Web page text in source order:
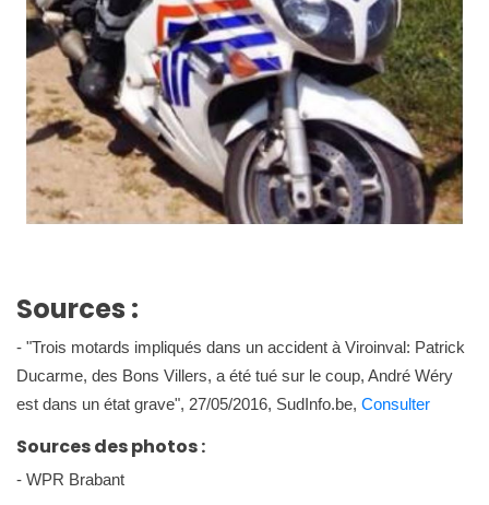
Sources :
- "Trois motards impliqués dans un accident à Viroinval: Patrick
Ducarme, des Bons Villers, a été tué sur le coup, André Wéry
est dans un état grave", 27/05/2016, SudInfo.be, Consulter
Sources des photos :
- WPR Brabant